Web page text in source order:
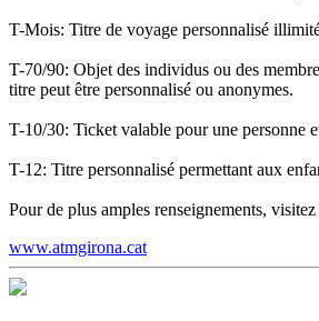
T-Mois: Titre de voyage personnalisé
T-70/90: Objet des individus ou des
titre peut être personnalisé ou anonymes.
T-10/30: Ticket valable pour une personne
T-12: Titre personnalisé permettant aux
Pour de plus amples renseignements,
www.atmgirona.cat